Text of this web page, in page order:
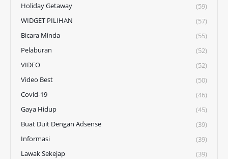
Holiday Getaway
(59)
WIDGET PILIHAN
(57)
Bicara Minda
(55)
Pelaburan
(52)
VIDEO
(52)
Video Best
(50)
Covid-19
(46)
Gaya Hidup
(45)
Buat Duit Dengan Adsense
(39)
Informasi
(39)
Lawak Sekejap
(39)